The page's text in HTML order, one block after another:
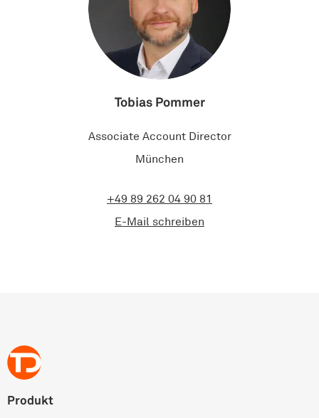
Tobias Pommer
Associate Account Director
München
+49 89 262 04 90 81
E-Mail schreiben
Produkt